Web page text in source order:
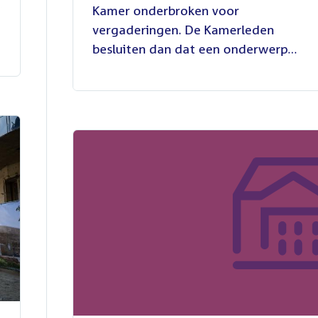
2026
Kamer onderbroken voor
vergaderingen. De Kamerleden
besluiten dan dat een onderwerp...